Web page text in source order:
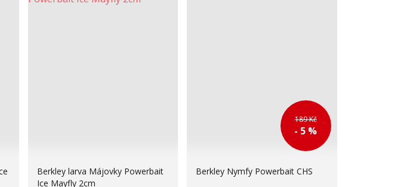
Berkley larva Májovky Powerbait
Ice Mayfly 2cm
189 Kč
- 5 %
Berkley Nymfy Powerbait CHS